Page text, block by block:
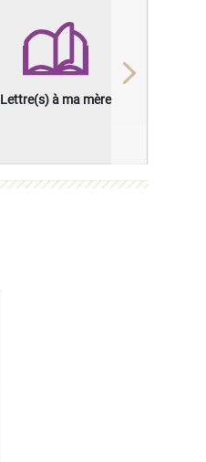
Lettre(s) à ma mère
Next